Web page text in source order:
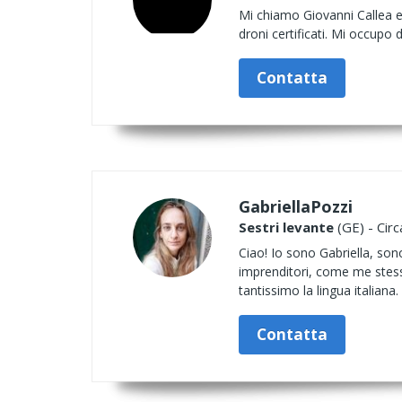
Mi chiamo Giovanni
droni certificati. Mi occupo
Contatta
GabriellaPozzi
Sestri levante (GE) -
Ciao! Io sono Gabriella,
imprenditori, come me
tantissimo la lingua
Contatta